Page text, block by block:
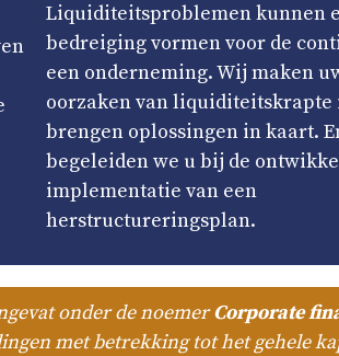
Liquiditeitsproblemen kunnen
bedreiging vormen voor de
een onderneming. Wij maken
oorzaken van
brengen oplossingen in kaart.
begeleiden we u bij de
implementatie van een
herstructureringsplan.
onder de noemerCorporate
met betrekking tot het gehele